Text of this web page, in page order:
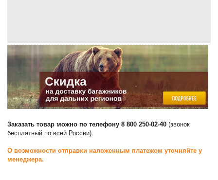
Заказать товар можно по телефону 8 800 250-02-40 (звонок
бесплатный по всей России).
О возможности отправки наложенным платежом уточняйте у
менеджера.